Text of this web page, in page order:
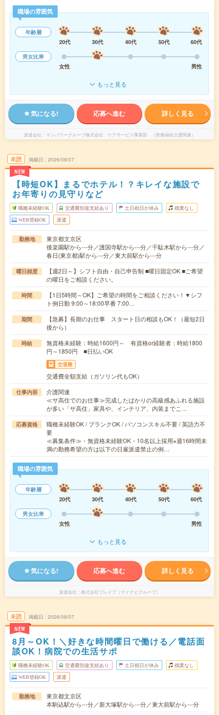
職場の雰囲気
年齢層
20代
30代 40代 50代
60代
男女比率
女性
男性
もっと見る
気になる! 応募へ進む 詳しく見る
派遣会社 マンパワーグループ株式会社 ケアサービス事業部 （医療福祉介護関連）
未読
NEW
掲載日 2026/08/07
【時短OK】まるでホテル！？キレイな施設で
お年寄りの見守りなど
職種未経験OK 交通費別途支給あり 土日祝日が休み 残業なし
WEB登録OK 派遣
勤務地
東京都文京区
後楽園駅から---分／護国寺駅から---分／千駄木駅から---分／
春日(東京都)駅から---分／東大前駅から---分
曜日頻度
【週2日～】シフト自由・自己申告制 ■曜日固定OK ■ご希望
の曜日をご相談ください。
時間
【1日5時間～OK】ご希望の時間をご相談ください！▼シフ
ト例日勤 9:00～18:00早番 7:00…
期間
【急募】長期のお仕事 スタート日の相談もOK！（最短2日
後から）
時給
無資格未経験：時給1600円～ 有資格or経験者：時給1800
円～1850円 ■日払いOK
交通費
交通費全額支給（ガソリン代もOK）
仕事内容
介護関連
≪サ高住でのお仕事≫完成したばかりの高級感あふれる施設
が多い「サ高住」家具や、インテリア、内装までこ…
応募資格
職種未経験OK / ブランクOK / パソコンスキル不要 / 英語力不
要
≪募集条件≫・無資格未経験OK・10名以上採用※週16時間未
満の勤務希望の方は以下の日雇派遣禁止の例…
職場の雰囲気
年齢層
20代
30代 40代 50代
60代
男女比率
女性
男性
もっと見る
気になる! 応募へ進む 詳しく見る
派遣会社 株式会社ブレイブ（マイナビグループ）
未読
NEW
掲載日 2026/08/07
8月～OK！＼好きな時間曜日で働ける／電話面
談OK！病院での生活サポ
職種未経験OK 交通費別途支給あり 土日祝日が休み 残業なし
WEB登録OK 派遣
勤務地
東京都文京区
本駒込駅から---分／新大塚駅から---分／東大前駅から---分